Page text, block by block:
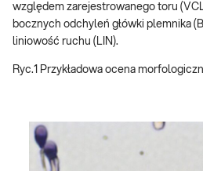
względem zarejestrowanego toru
bocznych odchyleń główki plemnika
liniowość ruchu (LIN).
Ryc.1 Przykładowa ocena